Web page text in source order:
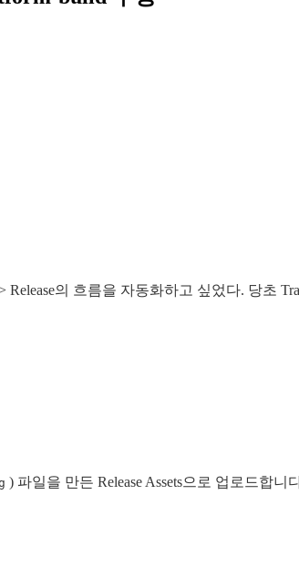
의 흐름을 자동화하고 싶었다. 당초
) 파일을 만든 Release Assets으로 업로드합니